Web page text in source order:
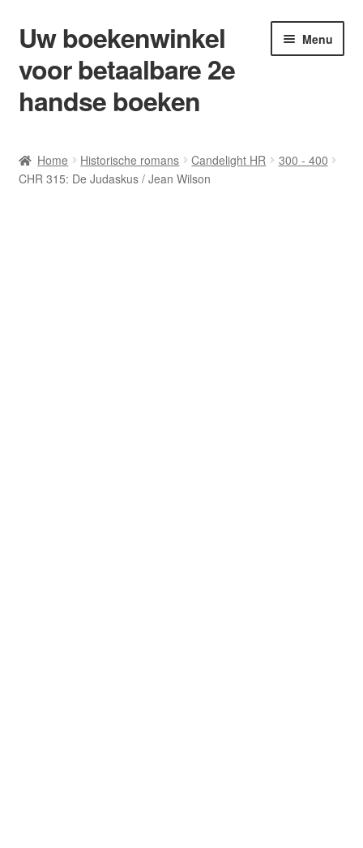
Ga
door
naar
navigatie
Ga
naar
de
inhoud
Uw boekenwinkel
voor betaalbare 2e
handse boeken
Menu
Afrekenen
Home Historische romans Candelight HR
300 - 400
CHR 315: De Judaskus / Jean Wilson